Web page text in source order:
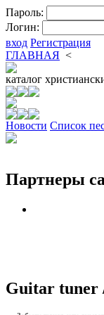
Пароль:
Логин:
вход Регистрация
ГЛАВНАЯ <
каталог
Новости Cписок
Партнеры
Guitar tuner